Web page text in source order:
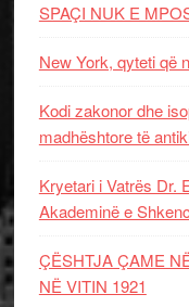
SPAÇI NUK E
New York, qyteti që
Kodi zakonor dhe
madhështore të
Kryetari i Vatrës Dr.
Akademinë e
ÇËSHTJA ÇAME
NË VITIN 1921